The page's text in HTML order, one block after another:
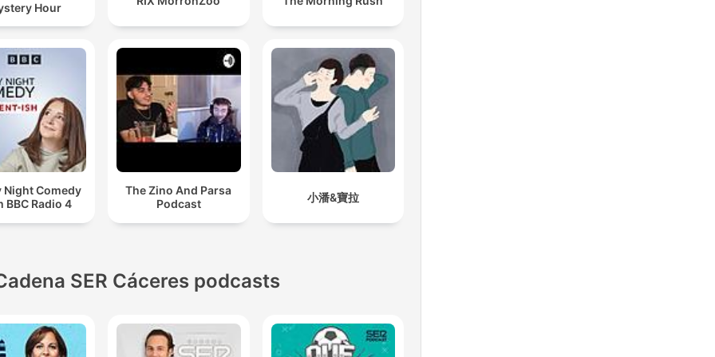
Hour
Night Comedy
BBC Radio 4
The Zino And Parsa
Podcast
小潘&寶拉
SER Cáceres podcasts